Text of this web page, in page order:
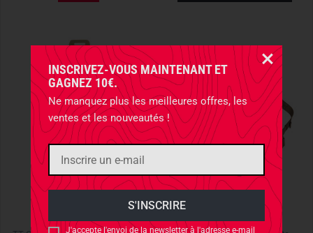
INSCRIVEZ-VOUS MAINTENANT ET
GAGNEZ 10€.
Ne manquez plus les meilleures offres, les
ventes et les nouveautés !
J'accepte l'envoi de la newsletter à l'adresse e-mail
TASMANIAN TIGER
HELIKON-TEX